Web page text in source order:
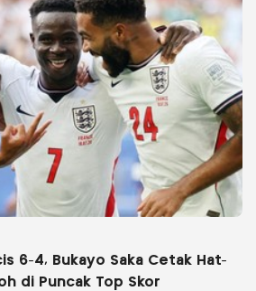
6-4, Bukayo Saka Cetak Hat-
di Puncak Top Skor